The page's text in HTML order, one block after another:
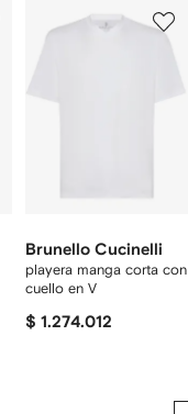
Brunello Cucinelli
playera manga corta con
cuello en V
$ 1.274.012